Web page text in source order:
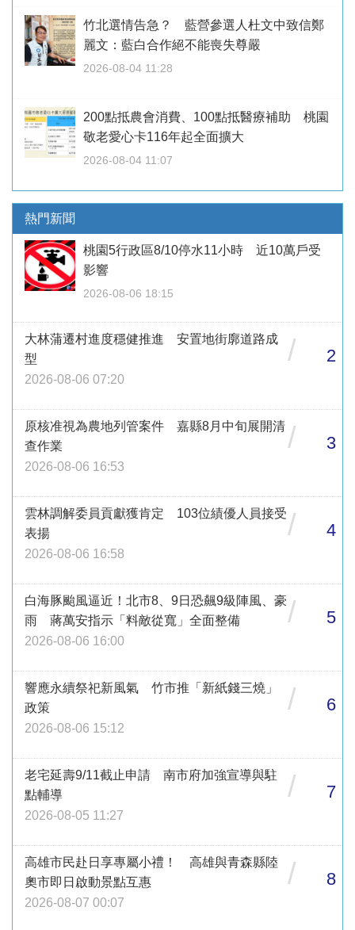
竹北選情告急？ 藍營參選人杜文中致信鄭
麗文：藍白合作絕不能喪失尊嚴
2026-08-04 11:28
200點抵農會消費、100點抵醫療補助 桃園
敬老愛心卡116年起全面擴大
2026-08-04 11:07
熱門新聞
桃園5行政區8/10停水11小時 近10萬戶受
影響
2026-08-06 18:15
大林蒲遷村進度穩健推進 安置地街廓道路成
型
2026-08-06 07:20
/ 2
原核准視為農地列管案件 嘉縣8月中旬展開清
查作業
2026-08-06 16:53
/ 3
雲林調解委員貢獻獲肯定 103位績優人員接受
表揚
2026-08-06 16:58
/ 4
白海豚颱風逼近！北市8、9日恐飆9級陣風、豪
雨 蔣萬安指示「料敵從寬」全面整備
2026-08-06 16:00
/ 5
響應永續祭祀新風氣 竹市推「新紙錢三燒」
政策
2026-08-06 15:12
/ 6
老宅延壽9/11截止申請 南市府加強宣導與駐
點輔導
2026-08-05 11:27
/ 7
高雄市民赴日享專屬小禮！ 高雄與青森縣陸
奧市即日啟動景點互惠
2026-08-07 00:07
/ 8